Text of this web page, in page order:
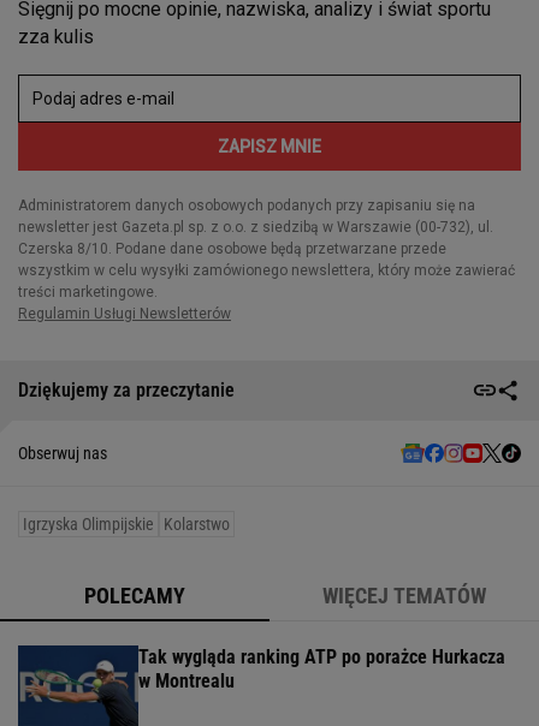
Dziękujemy za przeczytanie
Obserwuj nas
Igrzyska Olimpijskie Kolarstwo
POLECAMY WIĘCEJ TEMATÓW
Tak wygląda ranking ATP po porażce Hurkacza
w Montrealu